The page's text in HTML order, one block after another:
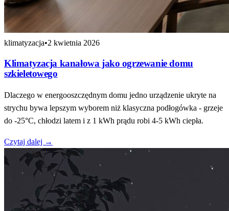
klimatyzacja•2 kwietnia 2026
Klimatyzacja kanałowa jako ogrzewanie domu
szkieletowego
Dlaczego w energooszczędnym domu jedno urządzenie ukryte na
strychu bywa lepszym wyborem niż klasyczna podłogówka - grzeje
do -25°C, chłodzi latem i z 1 kWh prądu robi 4-5 kWh ciepła.
Czytaj dalej →